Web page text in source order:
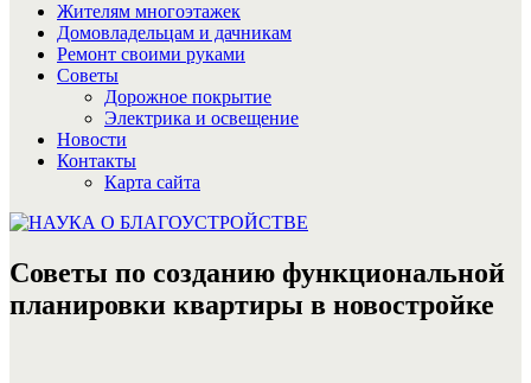
Жителям многоэтажек
Домовладельцам и дачникам
Ремонт своими руками
Советы
Дорожное покрытие
Электрика и освещение
Новости
Контакты
Карта сайта
Советы по созданию функциональной
планировки квартиры в новостройке